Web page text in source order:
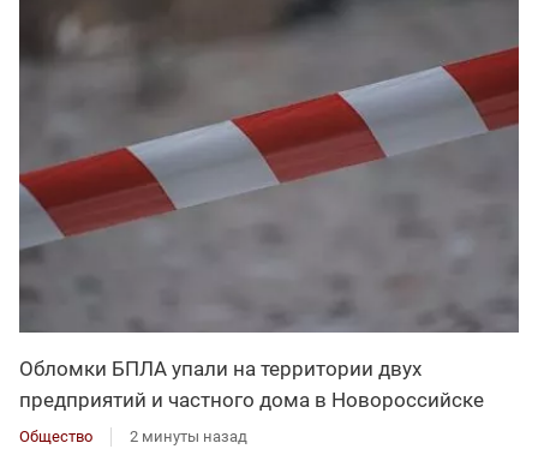
Обломки БПЛА упали на территории двух
предприятий и частного дома в Новороссийске
Общество 2 минуты назад